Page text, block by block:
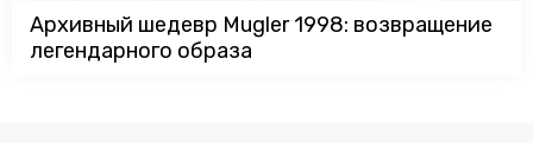
Архивный шедевр Mugler 1998: возвращение
легендарного образа